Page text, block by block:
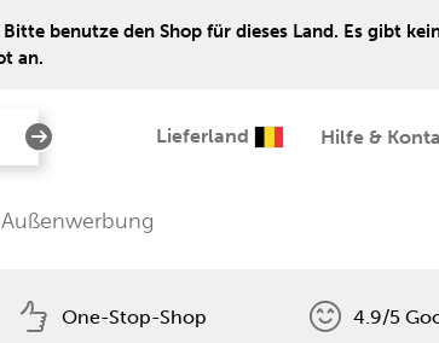
benutze den Shop für dieses Land. Es gibt
an.
Lieferland Hilfe &
Außenwerbung
One-Stop-Shop 4.9/5